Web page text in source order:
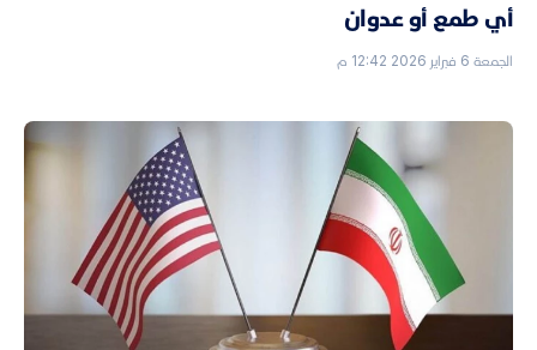
أي طمع أو عدوان
الجمعة 6 فبراير 2026 12:42 م